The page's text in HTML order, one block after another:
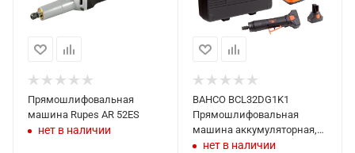
Прямошлифовальная
машина Rupes AR 52ES
нет в наличии
BAHCO BCL32DG1K1
Прямошлифовальная
машина аккумуляторная,
14,4 В, комплект
нет в наличии